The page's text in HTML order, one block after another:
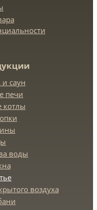
саун
печи
котлы
воды
воздуха